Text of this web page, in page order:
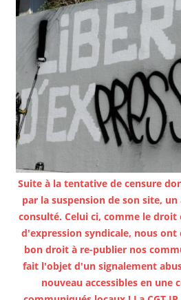
Suite à la tentative de censure
par la suspension de son site,
consulté. Celui ci, comme le
d'expression syndicale, nous
bon droit à re-publier nos
fait l'objet d'un signalement
nouveau accessibles en une